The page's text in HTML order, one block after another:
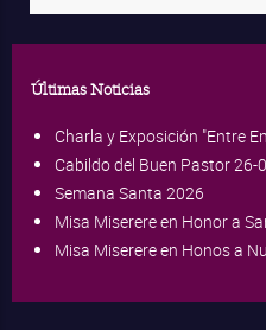
Últimas Noticias
Charla y Exposición "Entre
Cabildo del Buen Pastor 26-
Semana Santa 2026
Misa Miserere en Honor a
Misa Miserere en Honos a